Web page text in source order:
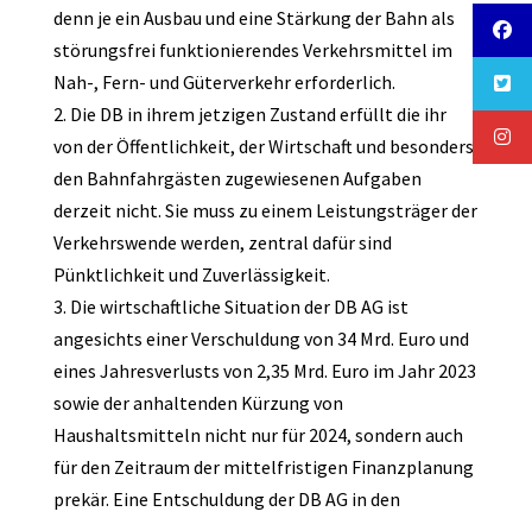
denn je ein Ausbau und eine Stärkung der Bahn als
störungsfrei funktionierendes Verkehrsmittel im
Nah-, Fern- und Güterverkehr erforderlich.
2. Die DB in ihrem jetzigen Zustand erfüllt die ihr
von der Öffentlichkeit, der Wirtschaft und besonders
den Bahnfahrgästen zugewiesenen Aufgaben
derzeit nicht. Sie muss zu einem Leistungsträger der
Verkehrswende werden, zentral dafür sind
Pünktlichkeit und Zuverlässigkeit.
3. Die wirtschaftliche Situation der DB AG ist
angesichts einer Verschuldung von 34 Mrd. Euro und
eines Jahresverlusts von 2,35 Mrd. Euro im Jahr 2023
sowie der anhaltenden Kürzung von
Haushaltsmitteln nicht nur für 2024, sondern auch
für den Zeitraum der mittelfristigen Finanzplanung
prekär. Eine Entschuldung der DB AG in den